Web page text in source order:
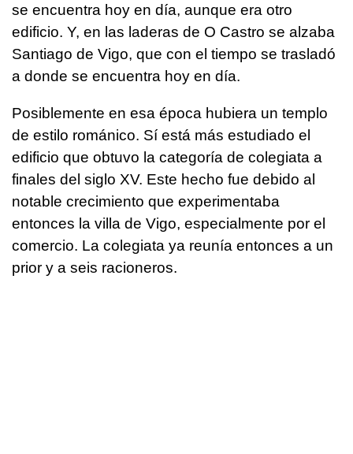
se encuentra hoy en día, aunque era otro
edificio. Y, en las laderas de O Castro se alzaba
Santiago de Vigo, que con el tiempo se trasladó
a donde se encuentra hoy en día.
Posiblemente en esa época hubiera un templo
de estilo románico. Sí está más estudiado el
edificio que obtuvo la categoría de colegiata a
finales del siglo XV. Este hecho fue debido al
notable crecimiento que experimentaba
entonces la villa de Vigo, especialmente por el
comercio. La colegiata ya reunía entonces a un
prior y a seis racioneros.